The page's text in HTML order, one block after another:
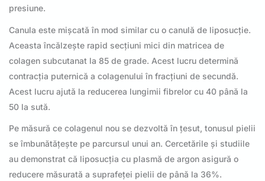
presiune.
Canula este mișcată în mod similar cu o canulă de liposucție.
Aceasta încălzește rapid secțiuni mici din matricea de
colagen subcutanat la 85 de grade. Acest lucru determină
contracția puternică a colagenului în fracțiuni de secundă.
Acest lucru ajută la reducerea lungimii fibrelor cu 40 până la
50 la sută.
Pe măsură ce colagenul nou se dezvoltă în țesut, tonusul pielii
se îmbunătățește pe parcursul unui an. Cercetările și studiile
au demonstrat că liposucția cu plasmă de argon asigură o
reducere măsurată a suprafeței pielii de până la 36%.